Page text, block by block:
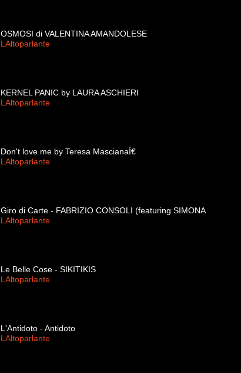
OSMOSI di VALENTINA AMANDOLESE
LAltoparlante
KERNEL PANIC by LAURA ASCHIERI
LAltoparlante
Don't love me by Teresa MascianaÌ€
LAltoparlante
Giro di Carte - FABRIZIO CONSOLI (featuring SIMONA
LAltoparlante
Le Belle Cose - SIKITIKIS
LAltoparlante
L'Antidoto - Antidoto
LAltoparlante